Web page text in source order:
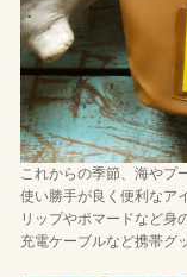
これからの季節、海やプ
使い勝手が良く便利なア
リップやポマードなど身
充電ケーブルなど携帯グ